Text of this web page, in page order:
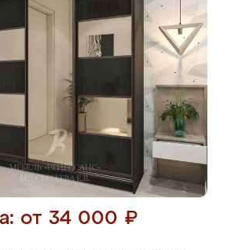
от 34 000 ₽